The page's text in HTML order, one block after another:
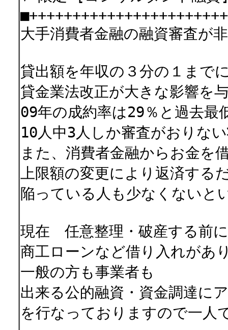
大手消費者金融の融資審査が
貸出額を年収の３分の１まで
貸金業法改正が大きな影響を
09年の成約率は29％と過去最
10人中3人しか審査がおりな
また、消費者金融からお金を
上限額の変更により返済する
陥っている人も少なくないと
現在 任意整理・破産する前
商工ローンなど借り入れがあ
一般の方も事業者も
出来る公的融資・資金調達に
を行なっておりますので一人